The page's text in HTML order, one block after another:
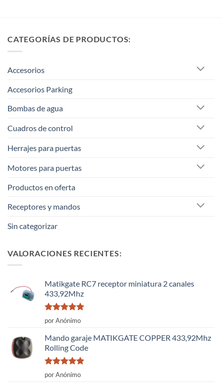
CATEGORÍAS DE PRODUCTOS:
Accesorios
Accesorios Parking
Bombas de agua
Cuadros de control
Herrajes para puertas
Motores para puertas
Productos en oferta
Receptores y mandos
Sin categorizar
VALORACIONES RECIENTES:
Matikgate RC7 receptor miniatura 2 canales
433,92Mhz
Valorado
con
por Anónimo
Mando garaje MATIKGATE COPPER 433,92Mhz
Rolling Code
Valorado
con
por Anónimo